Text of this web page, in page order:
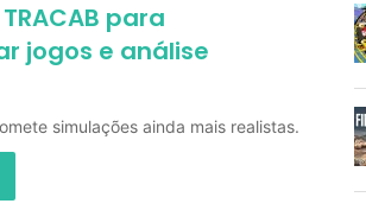
para
jogos e análise
simulações ainda mais realistas.